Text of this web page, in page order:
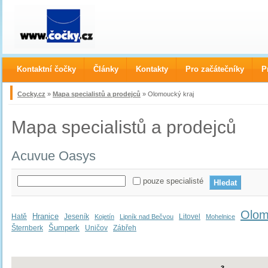
Cocky.cz » Mapa specialistů a prodejců » Olomoucký kraj
Mapa specialistů a prodejců
Acuvue Oasys
pouze specialisté
Hatě Hranice Jeseník Kojetín Lipník nad Bečvou Litovel Mohelnice
Šternberk Šumperk Uničov Zábřeh
Kontaktní čočky Články Kontakty Pro začátečníky